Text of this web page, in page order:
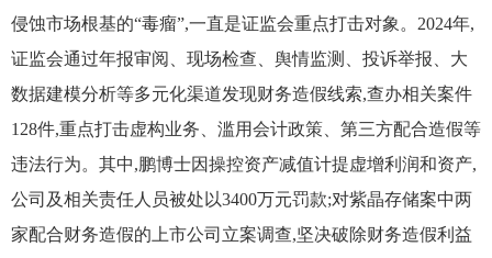
侵蚀市场根基的“毒瘤”,一直是证监会重点打击对象。2024年,
证监会通过年报审阅、现场检查、舆情监测、投诉举报、大
数据建模分析等多元化渠道发现财务造假线索,查办相关案件
128件,重点打击虚构业务、滥用会计政策、第三方配合造假等
违法行为。其中,鹏博士因操控资产减值计提虚增利润和资产,
公司及相关责任人员被处以3400万元罚款;对紫晶存储案中两
家配合财务造假的上市公司立案调查,坚决破除财务造假利益